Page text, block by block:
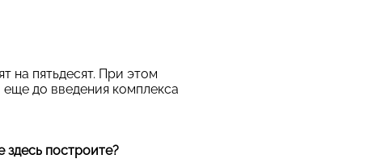
на пятьдесят. При этом
до введения комплекса
здесь построите?